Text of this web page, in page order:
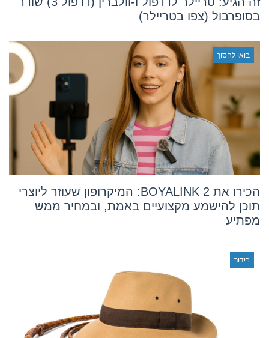
בסופרבול (צפו בטריילר)
בואו לחסוך
הכירו את BOYALINK 2: המיקרופון שעוזר ליוצרי
תוכן להישמע מקצועיים באמת, ובמחיר ממש
מפתיע
בידור